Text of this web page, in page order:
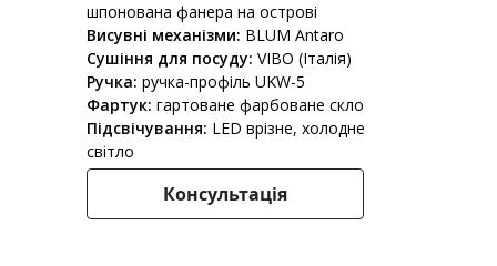
шпонована фанера на острові
Висувні механізми: BLUM Antaro
Сушіння для посуду: VIBO (Італія)
Ручка:ручка-профіль UKW-5
Фартук: гартоване фарбоване скло
Підсвічування: LED врізне, холодне
світло
Консультація